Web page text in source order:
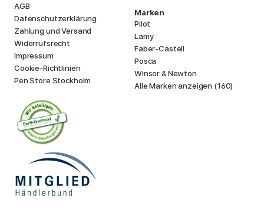
AGB
Datenschutzerklärung
Zahlung und Versand
Widerrufsrecht
Impressum
Cookie-Richtlinien
Pen Store Stockholm
Marken
Pilot
Lamy
Faber-Castell
Posca
Winsor & Newton
Alle Marken anzeigen (160)